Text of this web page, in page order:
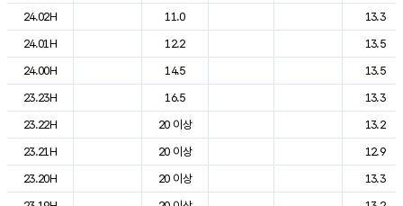
24.02H
11.0
13.3
24.01H
12.2
13.5
24.00H
14.5
13.5
23.23H
16.5
13.3
23.22H
20 이상
13.2
23.21H
20 이상
12.9
23.20H
20 이상
13.3